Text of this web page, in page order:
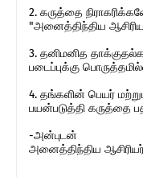
2. கருத்தை
"அனைத்திந்திய
3. தனிமனித
படைப்புக்கு
4. தங்களின் பெயர்
பயன்படுத்தி கருத்தை
-அன்புடன்
அனைத்திந்திய